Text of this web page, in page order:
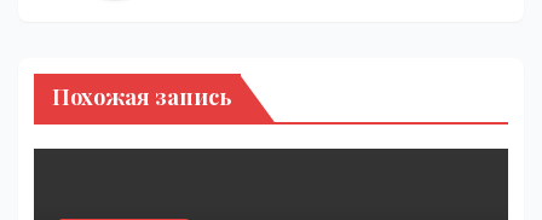
Похожая запись